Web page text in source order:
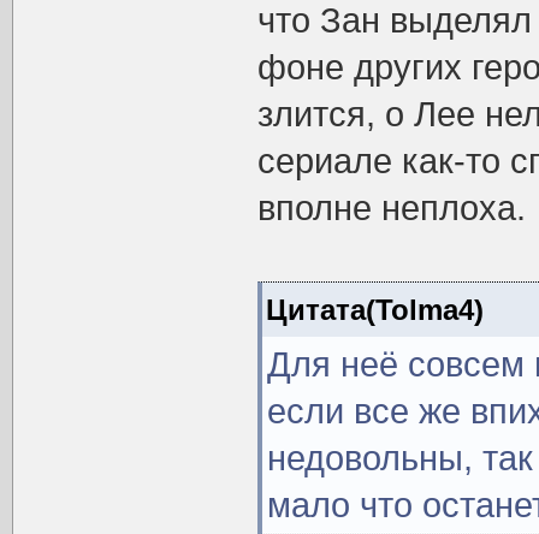
что Зан
фоне других
злится, о Лее
сериале как-то
вполне неплоха.
Цитата(Tolma4)
Для неё совсем
если все же
недовольны,
мало что